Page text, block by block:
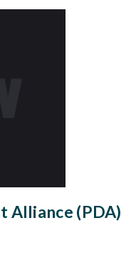
Alliance (PDA)